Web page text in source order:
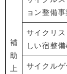
補
助
上
ョン整備事
サイクリ
しい宿整
サイクルゲ